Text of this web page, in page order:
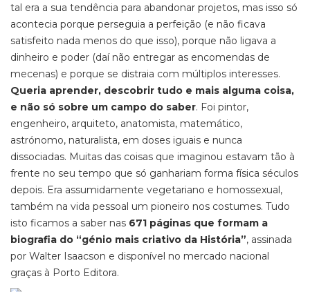
tal era a sua tendência para abandonar projetos, mas isso só
acontecia porque perseguia a perfeição (e não ficava
satisfeito nada menos do que isso), porque não ligava a
dinheiro e poder (daí não entregar as encomendas de
mecenas) e porque se distraia com múltiplos interesses.
Queria aprender, descobrir tudo e mais alguma coisa,
e não só sobre um campo do saber. Foi pintor,
engenheiro, arquiteto, anatomista, matemático,
astrónomo, naturalista, em doses iguais e nunca
dissociadas. Muitas das coisas que imaginou estavam tão à
frente no seu tempo que só ganhariam forma física séculos
depois. Era assumidamente vegetariano e homossexual,
também na vida pessoal um pioneiro nos costumes. Tudo
isto ficamos a saber nas 671 páginas que formam a
biografia do “génio mais criativo da História”, assinada
por Walter Isaacson e disponível no mercado nacional
graças à Porto Editora.